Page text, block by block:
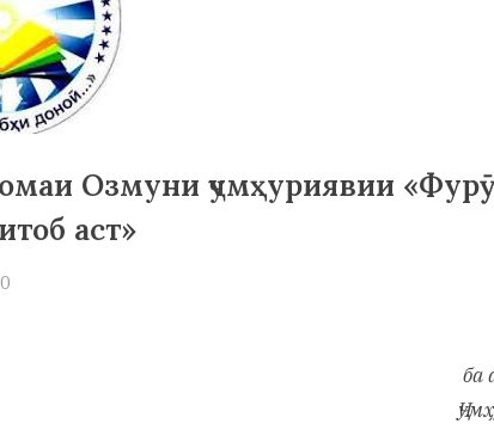
о
Озмуни ҷумҳуриявии
аст»
ба